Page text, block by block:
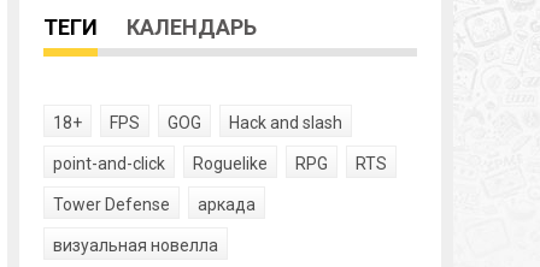
ТЕГИ КАЛЕНДАРЬ
18+ FPS GOG Hack and slash
point-and-click Roguelike RPG RTS
Tower Defense аркада
визуальная новелла